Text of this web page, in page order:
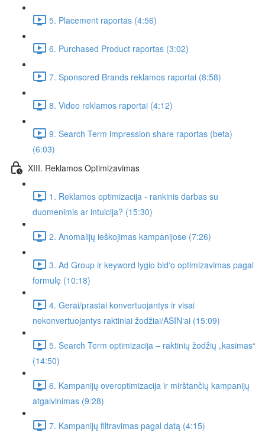
5. Placement raportas (4:56)
6. Purchased Product raportas (3:02)
7. Sponsored Brands reklamos raportai (8:58)
8. Video reklamos raportai (4:12)
9. Search Term impression share raportas (beta)
(6:03)
XIII. Reklamos Optimizavimas
1. Reklamos optimizacija - rankinis darbas su
duomenimis ar intuicija? (15:30)
2. Anomalijų ieškojimas kampanijose (7:26)
3. Ad Group ir keyword lygio bid‘o optimizavimas pagal
formulę (10:18)
4. Gerai/prastai konvertuojantys ir visai
nekonvertuojantys raktiniai žodžiai/ASIN‘ai (15:09)
5. Search Term optimizacija – raktinių žodžių „kasimas“
(14:50)
6. Kampanijų overoptimizacija ir mirštančių kampanijų
atgaivinimas (9:28)
7. Kampanijų filtravimas pagal datą (4:15)